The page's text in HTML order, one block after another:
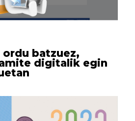
batzuez,
digitalik egin